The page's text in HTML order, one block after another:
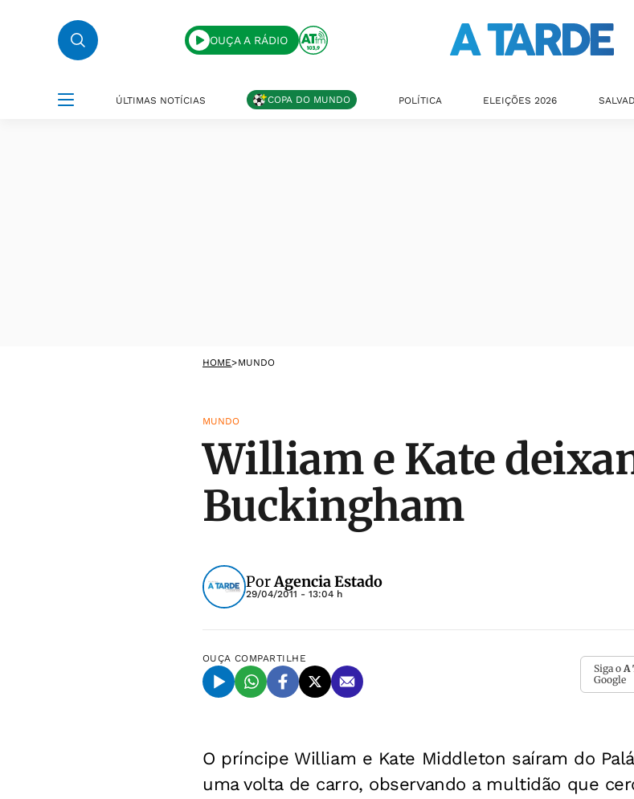
OUÇA A RÁDIO
ÚLTIMAS NOTÍCIAS COPA DO MUNDO POLÍTICA ELEIÇÕES 2026
HOME>MUNDO
MUNDO
William e Kate
Buckingham
PorAgencia Estado
29/04/2011 - 13:04 h
OUÇA COMPARTILHE
Siga o A
Google
O príncipe William e Kate Middleton saíram do
uma volta de carro, observando a multidão que